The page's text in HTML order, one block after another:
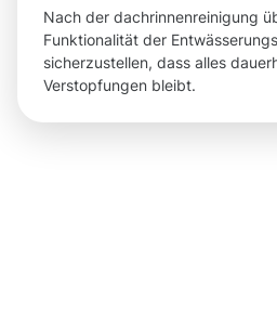
Nach der dachrinnenreinigung
Funktionalität der
sicherzustellen, dass alles
Verstopfungen bleibt.